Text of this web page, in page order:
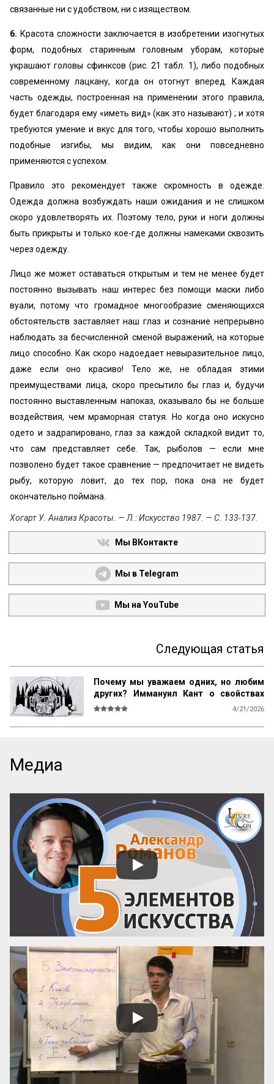
связанные ни с удобством, ни с изяществом.
6. Красота сложности заключается в изобретении изогнутых
форм, подобных старинным головным уборам, которые
украшают головы сфинксов (рис. 21 табл. 1), либо подобных
современному лацкану, когда он отогнут вперед. Каждая
часть одежды, построенная на применении этого правила,
будет благодаря ему «иметь вид» (как это называют) ; и хотя
требуются умение и вкус для того, чтобы хорошо выполнить
подобные изгибы, мы видим, как они повседневно
применяются с успехом.
Правило это рекомендует также скромность в одежде.
Одежда должна возбуждать наши ожидания и не слишком
скоро удовлетворять их. Поэтому тело, руки и ноги должны
быть прикрыты и только кое-где должны намеками сквозить
через одежду.
Лицо же может оставаться открытым и тем не менее будет
постоянно вызывать наш интерес без помощи маски либо
вуали, потому что громадное многообразие сменяющихся
обстоятельств заставляет наш глаз и сознание непрерывно
наблюдать за бесчисленной сменой выражений, на которые
лицо способно. Как скоро надоедает невыразительное лицо,
даже если оно красиво! Тело же, не обладая этими
преимуществами лица, скоро пресытило бы глаз и, будучи
постоянно выставленным напоказ, оказывало бы не больше
воздействия, чем мраморная статуя. Но когда оно искусно
одето и задрапировано, глаз за каждой складкой видит то,
что сам представляет себе. Так, рыболов — если мне
позволено будет такое сравнение — предпочитает не видеть
рыбу, которую ловит, до тех пор, пока она не будет
окончательно поймана.
Хогарт У. Анализ Красоты. — Л.: Искусство 1987. — С. 133-137.
Мы ВКонтакте
Мы в Telegram
Мы на YouTube
Следующая статья
Почему мы уважаем одних, но любим
других? Иммануил Кант о свойствах
возвышенного и прекрасного
4/21/2026
добродетель бургомистра. Правдивость
и честность просты и благородны, шутка
и угодливая лесть тонки и красивы.
Учтивость украшение добродетели.
Бескорыстное служебное рвение
благородно, утонченность и вежливость
прекрасны. Возвышенные свойства
внушают уважение, прекрасные любовь.
Люди, чувство которых обращено
преимущественно на прекрасное, ищут
себе честных, вер...
Медиа